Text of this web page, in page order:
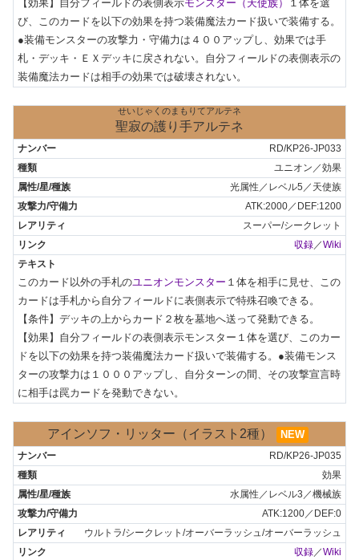
【効果】自分フィールドの表側表示モンスター（天使族）
１体を選
び、このカードを以下の効果を持つ装備魔法カード扱いで装備する。
●装備モンスターの攻撃力・守備力は４００アップし、効果では手
札・デッキ・ＥＸデッキに戻されない。自分フィールドの表側表示の
装備魔法カードは相手の効果では破壊されない。
せいじゃくのまもりてアルテネ
聖寂の護り手アルテネ
RD/KP26-JP033
ユニオン／効果
光属性／レベル5／天使族
ATK:2000／DEF:1200
スーパー/シークレット
収録／Wiki
このカード以外の手札のユニオンモンスター １体を相手に見せ、この
カードは手札から自分フィールドに表側表示で特殊召喚できる。
【条件】デッキの上からカード２枚を墓地へ送って発動できる。
【効果】自分フィールドの表側表示モンスター１体を選び、このカー
ドを以下の効果を持つ装備魔法カード扱いで装備する。●装備モンス
ターの攻撃力は１０００アップし、自分ターンの間、その攻撃宣言時
に相手は罠カードを発動できない。
アインソフ・リッター（イラスト2種） NEW
RD/KP26-JP035
効果
水属性／レベル3／機械族
ATK:1200／DEF:0
ウルトラ/シークレット/オーバーラッシュ/オーバーラッシュ
収録／Wiki